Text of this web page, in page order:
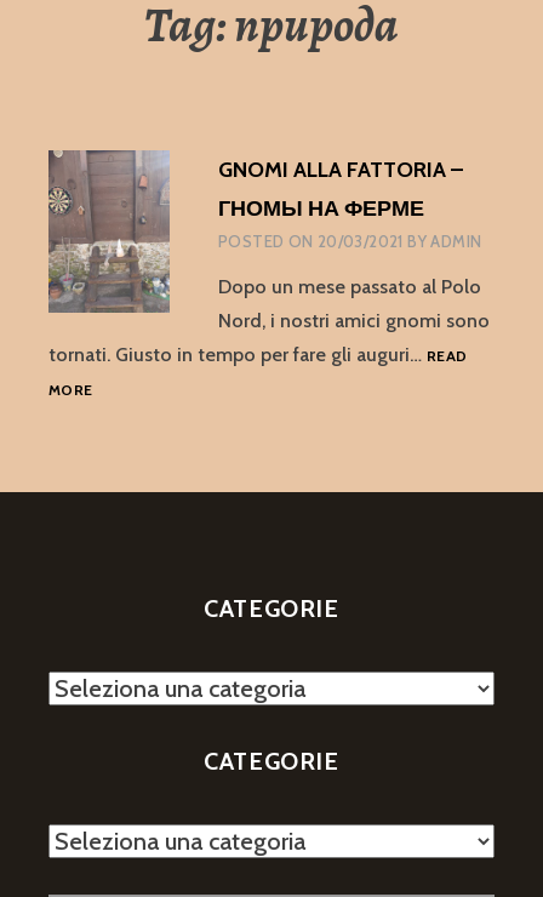
Tag:природа
GNOMI ALLA FATTORIA –
ГНОМЫ НА ФЕРМЕ
POSTED ON 20/03/2021 BYADMIN
Dopo un mese passato al Polo
Nord, i nostri amici gnomi sono
tornati. Giusto in tempo per fare gli auguri… READ
MOREGNOMI
CATEGORIE
Categorie
CATEGORIE
Categorie